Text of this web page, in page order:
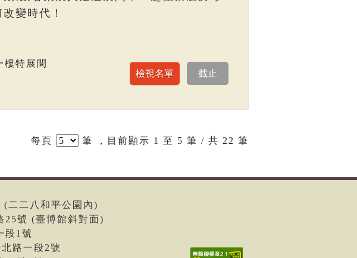
變時代！
樓特展間
每頁 筆 ，目前顯示 1 至 5 筆 / 共 22 筆
二二八和平公園內)
25號 (臺博館斜對面)
段1號
路一段2號